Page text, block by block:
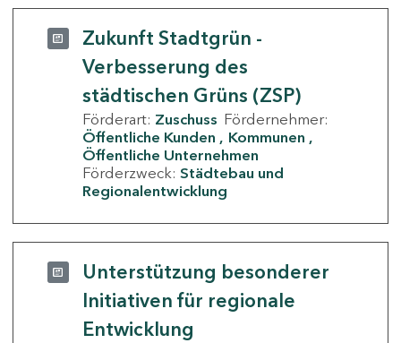
Zukunft Stadtgrün -
Verbesserung des
städtischen Grüns (ZSP)
Förderart: Zuschuss Fördernehmer:
Öffentliche Kunden
Kommunen
Öffentliche Unternehmen
Förderzweck: Städtebau und
Regionalentwicklung
Unterstützung besonderer
Initiativen für regionale
Entwicklung